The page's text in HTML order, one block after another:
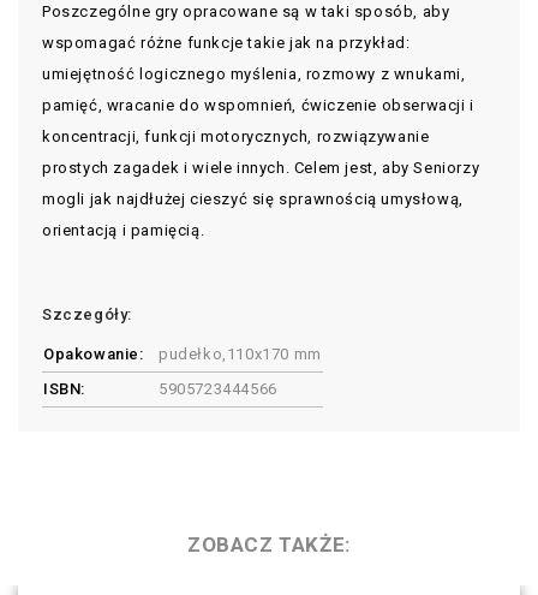
Poszczególne gry opracowane są w taki sposób, aby
wspomagać różne funkcje takie jak na przykład:
umiejętność logicznego myślenia, rozmowy z wnukami,
pamięć, wracanie do wspomnień, ćwiczenie obserwacji i
koncentracji, funkcji motorycznych, rozwiązywanie
prostych zagadek i wiele innych. Celem jest, aby Seniorzy
mogli jak najdłużej cieszyć się sprawnością umysłową,
orientacją i pamięcią.
Szczegóły:
Opakowanie:
pudełko,110x170 mm
ISBN:
5905723444566
ZOBACZ TAKŻE: